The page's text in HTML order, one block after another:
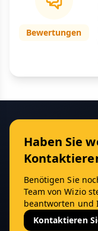
Bewertungen
Haben Sie
Benötigen Sie
Team von Wizio
beantworten und
Kontaktieren